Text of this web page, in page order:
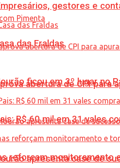
Pimenta
abertura de CPI para
apresenta case de
gestores e
das Fraldas
ficou em 3º lugar no
R$ 60 mil em 31 vales
reforçam monitoramento